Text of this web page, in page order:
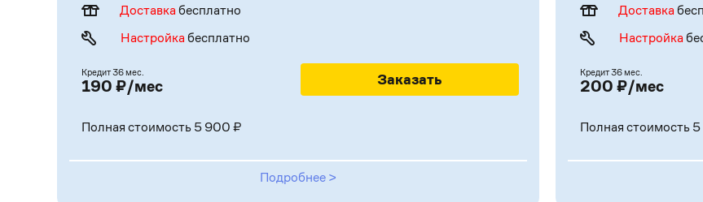
Доставкабесплатно
Настройкабесплатно
Кредит 36 мес.
190 ₽/мес Заказать
Полная стоимость 5 900 ₽
Подробнее >
Доставка
Настройка
Кредит36 мес.
200 ₽/мес
Полная стоимость